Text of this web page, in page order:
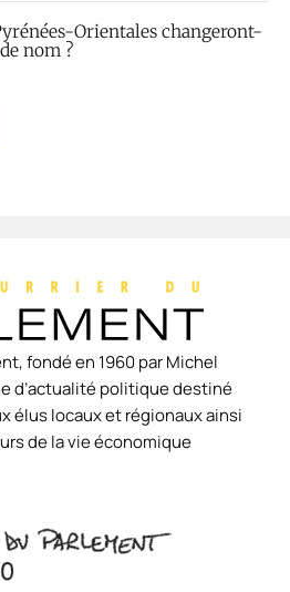
Orientales changeront-
nom ?
fondé en 1960 par Michel
d’actualité politique destiné
élus locaux et régionaux ainsi
de la vie économique